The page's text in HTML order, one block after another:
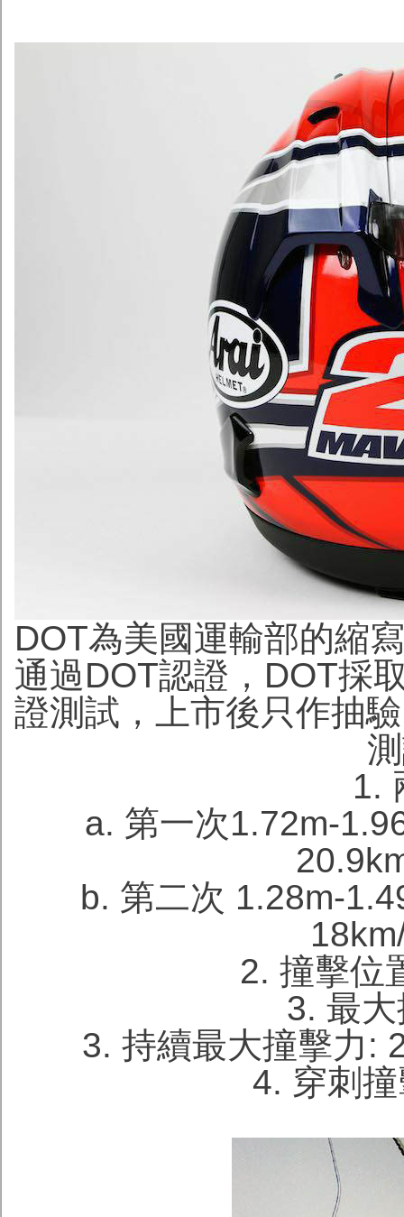
DOT為美國運輸部的縮
通過DOT認證，DOT採
證測試，上市後只作抽
1.
a. 第一次1.72m-
b. 第二次 1.28m-
2. 撞擊位
3. 最
3. 持續最大撞擊力:
4. 穿刺